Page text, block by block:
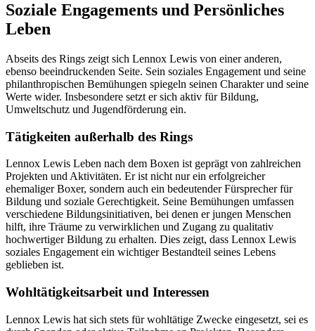
Soziale Engagements und Persönliches
Leben
Abseits des Rings zeigt sich Lennox Lewis von einer anderen,
ebenso beeindruckenden Seite. Sein soziales Engagement und seine
philanthropischen Bemühungen spiegeln seinen Charakter und seine
Werte wider. Insbesondere setzt er sich aktiv für Bildung,
Umweltschutz und Jugendförderung ein.
Tätigkeiten außerhalb des Rings
Lennox Lewis Leben nach dem Boxen ist geprägt von zahlreichen
Projekten und Aktivitäten. Er ist nicht nur ein erfolgreicher
ehemaliger Boxer, sondern auch ein bedeutender Fürsprecher für
Bildung und soziale Gerechtigkeit. Seine Bemühungen umfassen
verschiedene Bildungsinitiativen, bei denen er jungen Menschen
hilft, ihre Träume zu verwirklichen und Zugang zu qualitativ
hochwertiger Bildung zu erhalten. Dies zeigt, dass Lennox Lewis
soziales Engagement ein wichtiger Bestandteil seines Lebens
geblieben ist.
Wohltätigkeitsarbeit und Interessen
Lennox Lewis hat sich stets für wohltätige Zwecke eingesetzt, sei es